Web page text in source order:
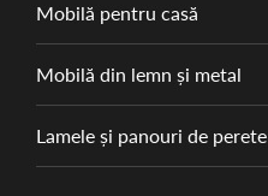
Mobilă pentru casă
Mobilă din lemn și metal
Lamele și panouri de perete